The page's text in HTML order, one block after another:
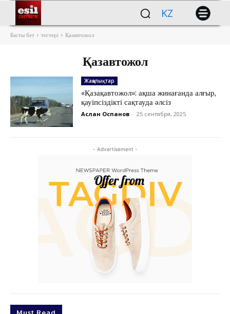
KZ
Басты бет тегтері Қазавтожол
Қазавтожол
- Advertisement -
Жаңалықтар
«Қазақавтожол»: ақша жинағанда алғыр,
қауіпсіздікті сақтауда әлсіз
Аслан Оспанов - 25 сентября, 2025